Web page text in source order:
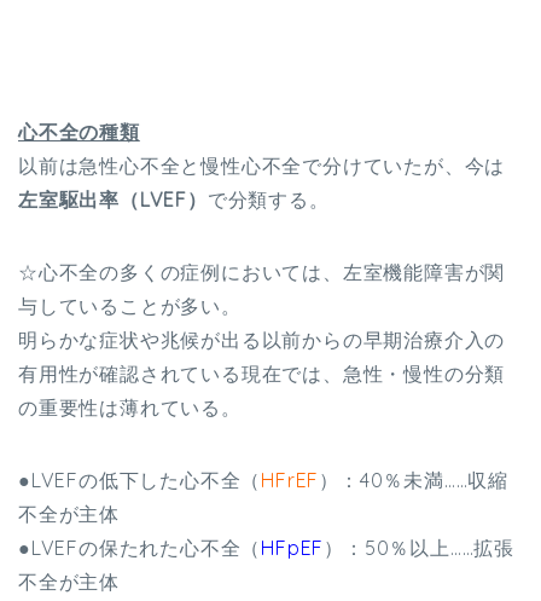
心不全の種類
以前は急性心不全と慢性心不全で分けていたが、今は
左室駆出率（LVEF） で分類する。
☆心不全の多くの症例においては、左室機能障害が関
与していることが多い。
明らかな症状や兆候が出る以前からの早期治療介入の
有用性が確認されている現在では、急性・慢性の分類
の重要性は薄れている。
●LVEFの低下した心不全（ HFrEF ）：40％未満……収縮
不全が主体
●LVEFの保たれた心不全（ HFpEF ）：50％以上……拡張
不全が主体